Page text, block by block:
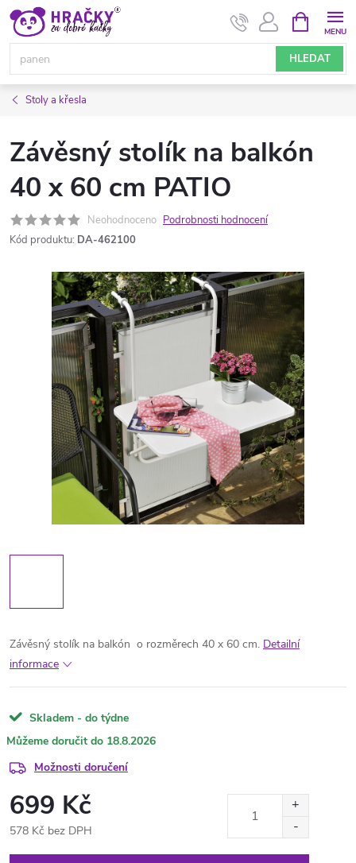
Přejít
obsah
HLEDAT
NÁKUPNÍ
KOŠÍK
Stoly a křesla
Závěsný stolík na balkón
40 x 60 cm PATIO
Neohodnoceno Podrobnosti hodnocení
Kód produktu: DA-462100
Závěsný stolík na balkón o rozměrech 40 x 60 cm. Detailní
informace
Skladem - do týdne
18.8.2026
Možnosti doručení
699 Kč
578 Kč bez DPH